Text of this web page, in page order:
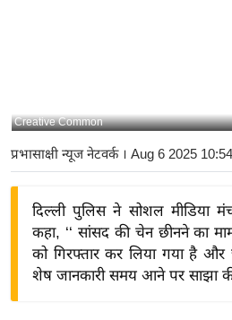
ष्ट्री
बि
Creative Common
प्रभासाक्षी न्यूज नेटवर्क। Aug 6 2025
दिल्ली पुलिस ने सोशल मीडिया
कहा, ‘‘ सांसद की चेन छीनने का
को गिरफ्तार कर लिया गया है
शेष जानकारी समय आने पर साझा